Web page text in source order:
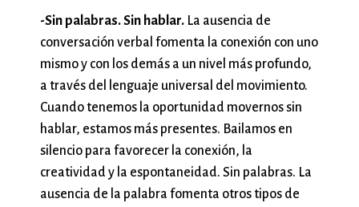
-Sin palabras. Sin hablar. La ausencia de
conversación verbal fomenta la conexión con uno
mismo y con los demás a un nivel más profundo,
a través del lenguaje universal del movimiento.
Cuando tenemos la oportunidad movernos sin
hablar, estamos más presentes. Bailamos en
silencio para favorecer la conexión, la
creatividad y la espontaneidad. Sin palabras. La
ausencia de la palabra fomenta otros tipos de